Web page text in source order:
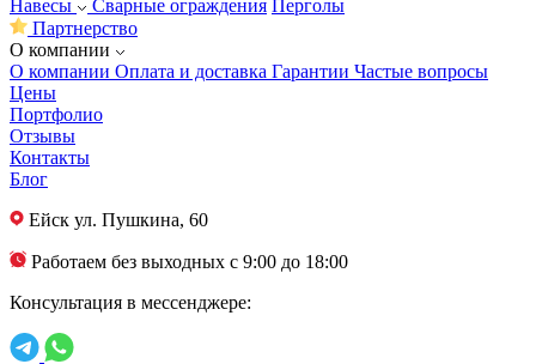
Навесы
Сварные ограждения Перголы
Партнерство
О компании
О компании Оплата и доставка Гарантии Частые вопросы
Цены
Портфолио
Отзывы
Контакты
Блог
Ейск ул. Пушкина, 60
Работаем без выходных с 9:00 до 18:00
Консультация в мессенджере: